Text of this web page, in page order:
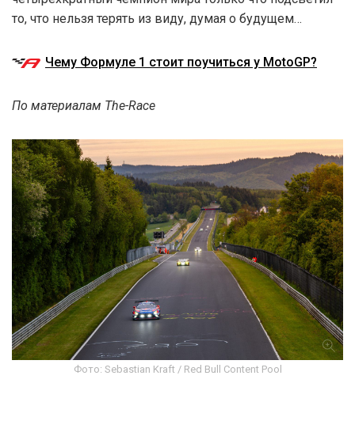
то, что нельзя терять из виду, думая о будущем…
Чему Формуле 1 стоит поучиться у MotoGP?
По материалам The-Race
Фото: Sebastian Kraft / Red Bull Content Pool